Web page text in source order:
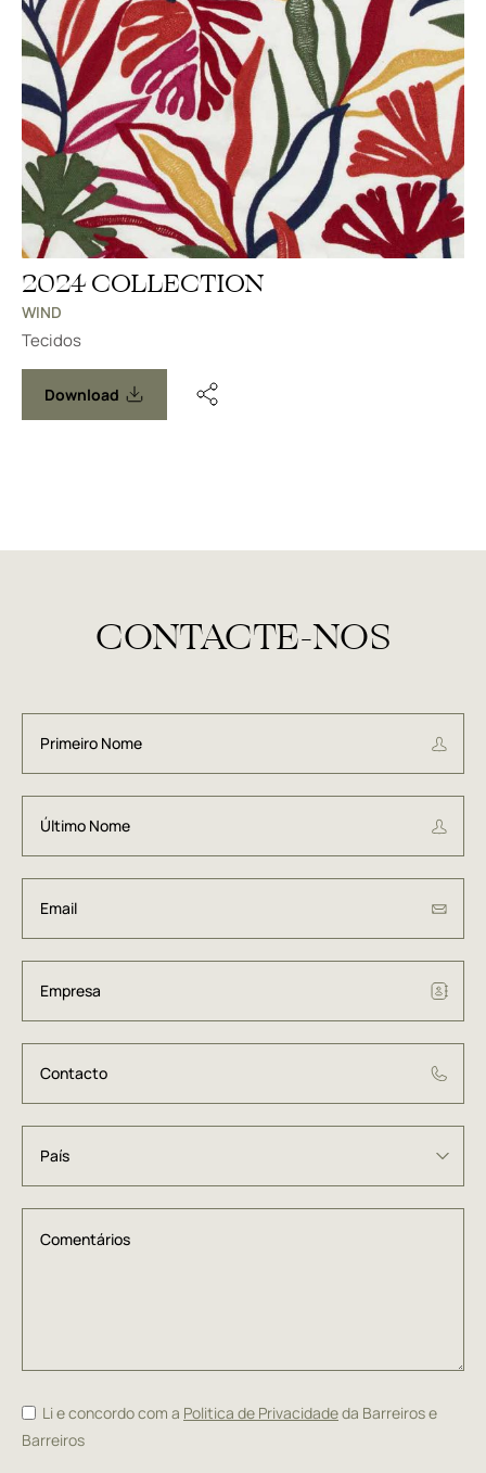
2024 COLLECTION
WIND
Tecidos
Download
CONTACTE-NOS
Li e concordo com a Politica de Privacidadeda Barreiros e
Barreiros